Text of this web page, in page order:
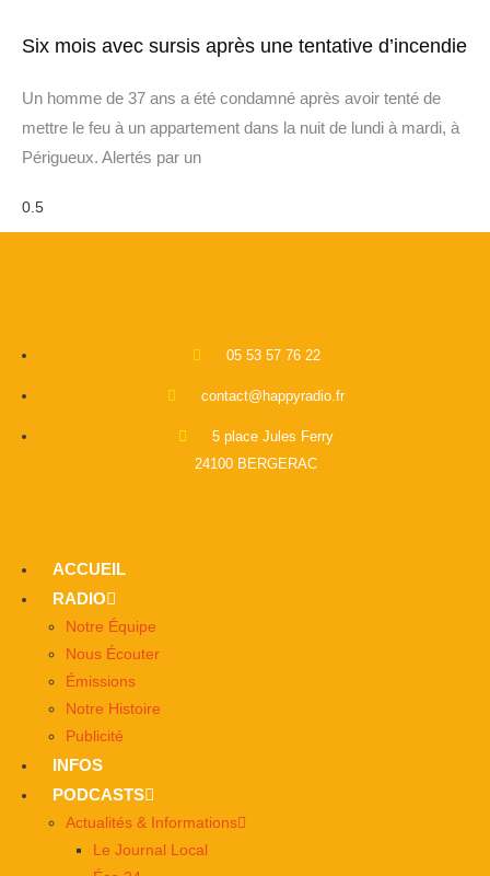
Six mois avec sursis après une tentative d’incendie
Un homme de 37 ans a été condamné après avoir tenté de
mettre le feu à un appartement dans la nuit de lundi à mardi, à
Périgueux. Alertés par un
05 53 57 76 22
contact@happyradio.fr
5 place Jules Ferry
24100 BERGERAC
ACCUEIL
RADIO
Notre Équipe
Nous Écouter
Émissions
Notre Histoire
Publicité
INFOS
PODCASTS
Actualités & Informations
Le Journal Local